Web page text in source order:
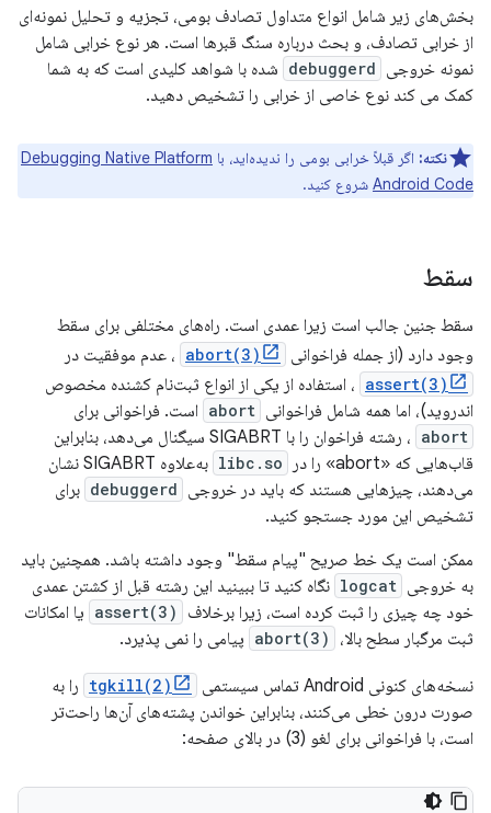
بخش‌های زیر شامل انواع متداول تصادف بومی، تجزیه و تحلیل نمونه‌ای
از خرابی تصادف، و بحث درباره سنگ قبرها است. هر نوع خرابی شامل
نمونه خروجی debuggerd شده با شواهد کلیدی است که به شما
کمک می کند نوع خاصی از خرابی را تشخیص دهید.
نکته: اگر قبلاً خرابی بومی را ندیده‌اید، با Debugging Native Platform
Android Code شروع کنید.
سقط
سقط جنین جالب است زیرا عمدی است. راه‌های مختلفی برای سقط
وجود دارد (از جمله فراخوانی
abort(3) ، عدم موفقیت در
assert(3) ، استفاده از یکی از انواع ثبت‌نام کشنده مخصوص
اندروید)، اما همه شامل فراخوانی abort است. فراخوانی برای
abort
، رشته فراخوان را با SIGABRT سیگنال می‌دهد، بنابراین
قاب‌هایی که «abort» را در
libc.so
به‌علاوه SIGABRT نشان
می‌دهند، چیزهایی هستند که باید در خروجی debuggerd برای
تشخیص این مورد جستجو کنید.
ممکن است یک خط صریح "پیام سقط" وجود داشته باشد. همچنین باید
به خروجی logcat نگاه کنید تا ببینید این رشته قبل از کشتن عمدی
خود چه چیزی را ثبت کرده است، زیرا برخلاف
assert(3) یا امکانات
ثبت مرگبار سطح بالا،
abort(3) پیامی را نمی پذیرد.
نسخه‌های کنونی Android تماس سیستمی tgkill(2) را به
صورت درون خطی می‌کنند، بنابراین خواندن پشته‌های آن‌ها راحت‌تر
است، با فراخوانی برای لغو (3) در بالای صفحه: